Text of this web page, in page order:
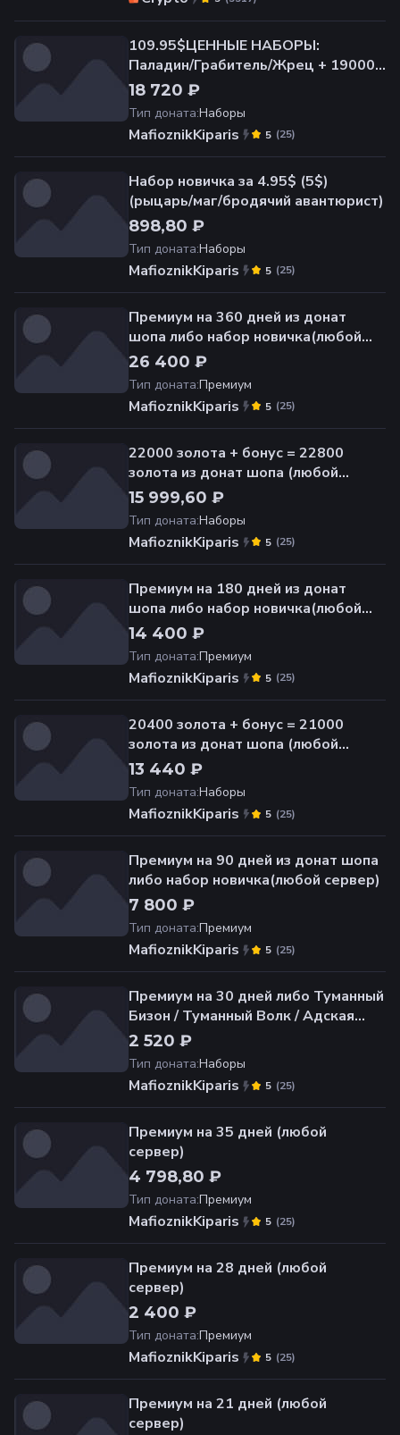
109.95$ЦЕННЫЕ НАБОРЫ:
Паладин/Грабитель/Жрец + 19000
Золота
18 720 ₽
Тип доната:Наборы
MafioznikKiparis (25)
5
Набор новичка за 4.95$ (5$)
(рыцарь/маг/бродячий авантюрист)
898,80 ₽
Тип доната:Наборы
MafioznikKiparis (25)
5
Премиум на 360 дней из донат
шопа либо набор новичка(любой
сервер)
26 400 ₽
Тип доната:Премиум
MafioznikKiparis (25)
5
22000 золота + бонус = 22800
золота из донат шопа (любой
сервер)
15 999,60 ₽
Тип доната:Наборы
MafioznikKiparis (25)
5
Премиум на 180 дней из донат
шопа либо набор новичка(любой
сервер)
14 400 ₽
Тип доната:Премиум
MafioznikKiparis (25)
5
20400 золота + бонус = 21000
золота из донат шопа (любой
сервер)
13 440 ₽
Тип доната:Наборы
MafioznikKiparis (25)
5
Премиум на 90 дней из донат шопа
либо набор новичка(любой сервер)
7 800 ₽
Тип доната:Премиум
MafioznikKiparis (25)
5
Премиум на 30 дней либо Туманный
Бизон / Туманный Волк / Адская
Лошадь
2 520 ₽
Тип доната:Наборы
MafioznikKiparis (25)
5
Премиум на 35 дней (любой
сервер)
4 798,80 ₽
Тип доната:Премиум
MafioznikKiparis (25)
5
Премиум на 28 дней (любой
сервер)
2 400 ₽
Тип доната:Премиум
MafioznikKiparis (25)
5
Премиум на 21 дней (любой
сервер)